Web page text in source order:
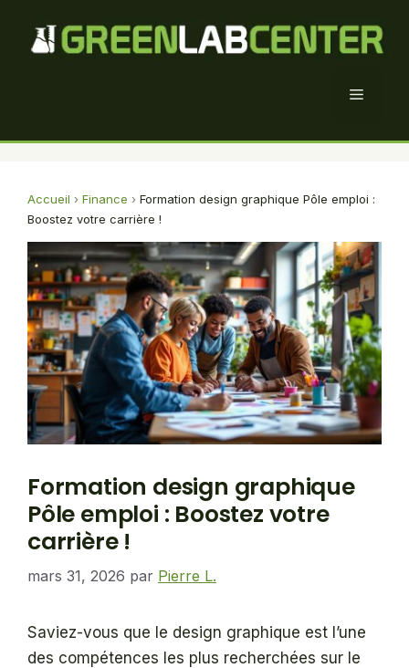
Menu
Accueil › Finance › Formation design graphique Pôle emploi :
Boostez votre carrière !
Formation design graphique
Pôle emploi : Boostez votre
carrière !
mars 31, 2026 par Pierre L.
Saviez-vous que le design graphique est l’une
des compétences les plus recherchées sur le